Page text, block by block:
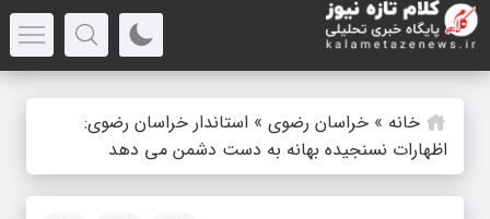
خانه » خراسان رضوی » استاندار خراسان رضوی:
اظهارات نسنجیده بهانه به دست دشمن می دهد